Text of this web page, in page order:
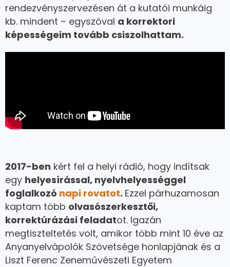
rendezvényszervezésen át a kutatói munkáig
kb. mindent – egyszóval a korrektori
képességeim tovább csiszolhattam.
2017-ben kért fel a helyi rádió, hogy indítsak
egy helyesírással, nyelvhelyességgel
foglalkozó napi rovatot. Ezzel párhuzamosan
kaptam több olvasószerkesztői,
korrektúrázási feladatot. Igazán
megtiszteltetés volt, amikor több mint 10 éve az
Anyanyelvápolók Szövetsége honlapjának és a
Liszt Ferenc Zeneművészeti Egyetem